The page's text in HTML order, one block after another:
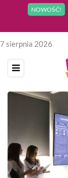
NOWOŚĆ!
7 sierpnia 2026